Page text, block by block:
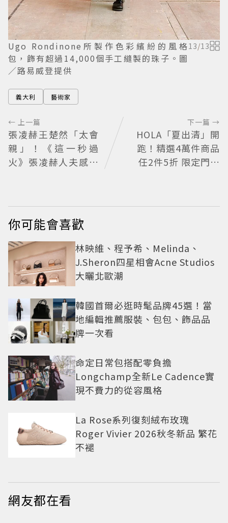
Ugo Rondinone所製作色彩繽紛的風格
包，飾有超過14,000個手工縫製的珠子。圖
／路易威登提供
13/13
義大利 藝術家
← 上一篇
張凌赫王楚然「太會
親」！《這一秒過
火》張凌赫人夫感爆
下一篇 →
HOLA「夏出清」開
跑！精選4萬件商品
任2件5折 限定門市
你可能會喜歡
林映維、程予希、Melinda、
J.Sheron四星相會Acne Studios
大曬北歐潮
韓國首爾必逛時髦品牌45選！當
地編輯推薦服裝、包包、飾品品
牌一次看
命定日常包搭配零負擔
Longchamp全新Le Cadence實
現不費力的從容風格
La Rose系列復刻絨布玫瑰
Roger Vivier 2026秋冬新品 繁花
不褪
網友都在看